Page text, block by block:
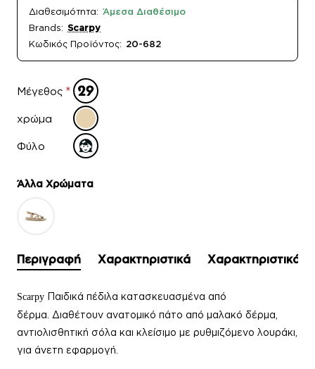
Διαθεσιμότητα: Άμεσα Διαθέσιμο
Brands: Scarpy
Κωδικός Προϊόντος: 20-682
Μέγεθος
χρώμα
Φύλο
Άλλα Xρώματα
Περιγραφή Χαρακτηριστικά Χαρακτηριστικά
Scarpy Παιδικά πέδιλα κατασκευασμένα από
δέρμα. Διαθέτουν ανατομικό πάτο από μαλακό δέρμα,
αντιολισθητική σόλα και κλείσιμο με ρυθμιζόμενο λουράκι,
για άνετη εφαρμογή.